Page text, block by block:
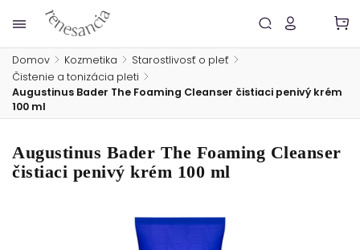
Domov / Kozmetika / Starostlivosť o pleť /
Čistenie a tonizácia pleti /
Augustinus Bader The Foaming Cleanser čistiaci penivý krém
100 ml
Augustinus Bader The Foaming Cleanser
čistiaci penivý krém 100 ml